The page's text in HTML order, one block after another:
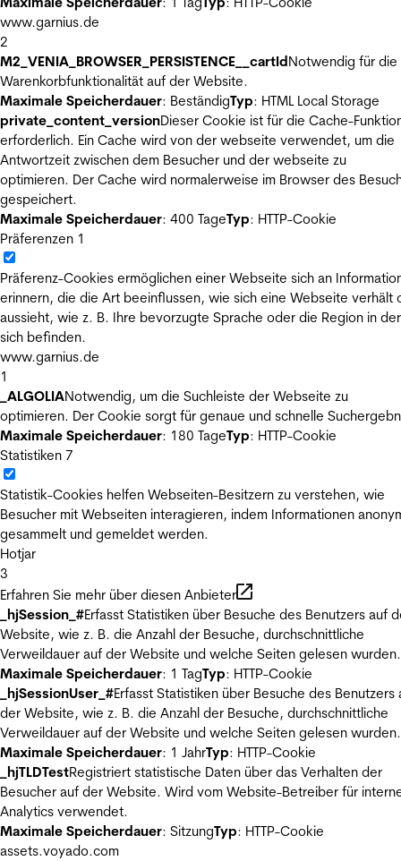
www.garnius.de
2
M2_VENIA_BROWSER_PERSISTENCE__cartIdNotwendig für die
Warenkorbfunktionalität auf der Website.
Maximale Speicherdauer: BeständigTyp: HTML Local Storage
private_content_versionDieser Cookie ist für die Cache-
erforderlich. Ein Cache wird von der webseite verwendet, um die
Antwortzeit zwischen dem Besucher und der webseite zu
optimieren. Der Cache wird normalerweise im Browser des
gespeichert.
Maximale Speicherdauer: 400 TageTyp: HTTP-Cookie
Präferenzen 1
Präferenz-Cookies ermöglichen einer Webseite sich an
erinnern, die die Art beeinflussen, wie sich eine Webseite verhält
aussieht, wie z. B. Ihre bevorzugte Sprache oder die Region in
sich befinden.
www.garnius.de
1
_ALGOLIANotwendig, um die Suchleiste der Webseite zu
optimieren. Der Cookie sorgt für genaue und schnelle
Maximale Speicherdauer: 180 TageTyp: HTTP-Cookie
Statistiken 7
Statistik-Cookies helfen Webseiten-Besitzern zu verstehen, wie
Besucher mit Webseiten interagieren, indem Informationen
gesammelt und gemeldet werden.
Hotjar
3
Erfahren Sie mehr über diesen Anbieter
_hjSession_#Erfasst Statistiken über Besuche des Benutzers auf
Website, wie z. B. die Anzahl der Besuche, durchschnittliche
Verweildauer auf der Website und welche Seiten gelesen wurden.
Maximale Speicherdauer: 1 TagTyp: HTTP-Cookie
_hjSessionUser_#Erfasst Statistiken über Besuche des Benutzers
der Website, wie z. B. die Anzahl der Besuche, durchschnittliche
Verweildauer auf der Website und welche Seiten gelesen wurden.
Maximale Speicherdauer: 1 JahrTyp: HTTP-Cookie
_hjTLDTestRegistriert statistische Daten über das Verhalten der
Besucher auf der Website. Wird vom Website-Betreiber für
Analytics verwendet.
Maximale Speicherdauer: SitzungTyp: HTTP-Cookie
assets.voyado.com